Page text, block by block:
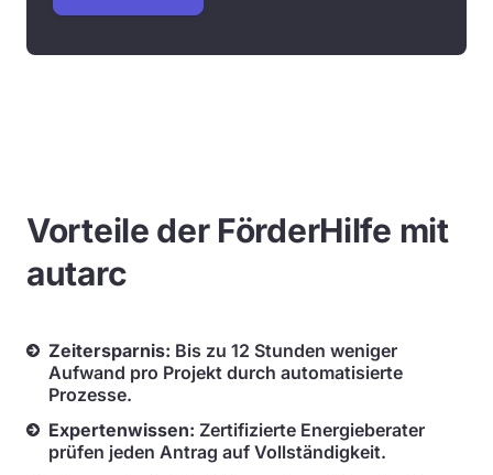
Vorteile der FörderHilfe mit
autarc
Zeitersparnis: Bis zu 12 Stunden weniger
Aufwand pro Projekt durch automatisierte
Prozesse.
Expertenwissen: Zertifizierte Energieberater
prüfen jeden Antrag auf Vollständigkeit.